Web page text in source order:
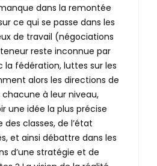
dans la remontée
ce qui se passe dans les
de travail (négociations
reste inconnue par
la fédération, luttes sur les
alors les directions de
à leur niveau,
une idée la plus précise
classes, de l’état
et ainsi débattre dans les
d’une stratégie et de